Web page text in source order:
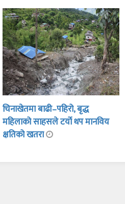
चिनाखेतमा बाढी–पहिरो, बृद्ध
महिलाको साहसले टर्यो थप मानविय
क्षतिको खतरा